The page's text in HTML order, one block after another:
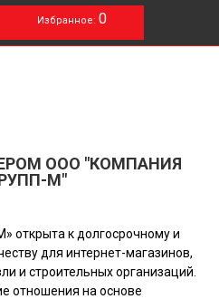
Избранное: 0
ООО "КОМПАНИЯ
М"
к долгосрочному и
для интернет-магазинов,
и строительных организаций.
отношения на основе